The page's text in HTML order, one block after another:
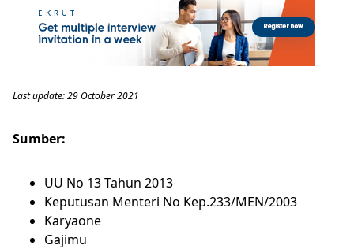
Last update: 29 October 2021
Sumber:
UU No 13 Tahun 2013
Keputusan Menteri No Kep.233/MEN/2003
Karyaone
Gajimu